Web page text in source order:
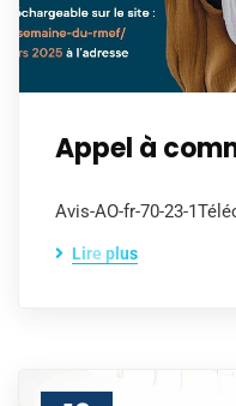
Appel à
Avis-AO-fr-70-23-
Lire plus